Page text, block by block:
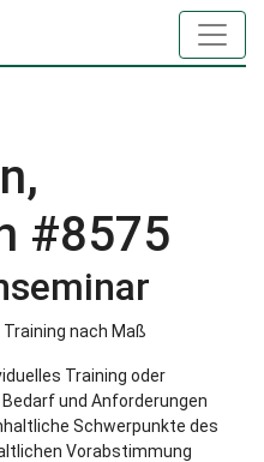
#8575
Training nach Maß
Training oder
und Anforderungen
Schwerpunkte des
Vorabstimmung